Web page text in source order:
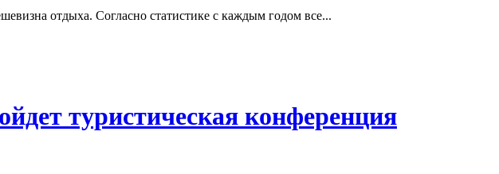
отдыха. Согласно статистике с каждым годом все...
туристическая конференция